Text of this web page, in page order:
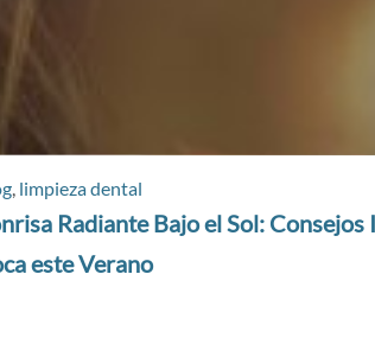
, limpieza dental
Radiante Bajo el Sol:
este Verano